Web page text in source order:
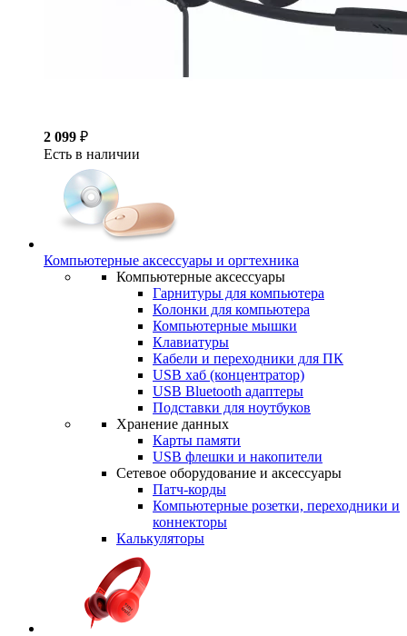
2 099 ₽
Есть в наличии
Компьютерные аксессуары и оргтехника
Компьютерные аксессуары
Гарнитуры для компьютера
Колонки для компьютера
Компьютерные мышки
Клавиатуры
Кабели и переходники для ПК
USB хаб (концентратор)
USB Bluetooth адаптеры
Подставки для ноутбуков
Хранение данных
Карты памяти
USB флешки и накопители
Сетевое оборудование и аксессуары
Патч-корды
Компьютерные розетки, переходники и
коннекторы
Калькуляторы